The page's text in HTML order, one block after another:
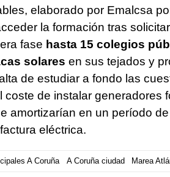
, elaborado por Emalcsa
la formación tras
fase hasta 15 colegios
solares en sus tejados y
de estudiar a fondo las
de instalar generadores
amortizarían en un período
eléctrica.
A Coruña A Coruña ciudad Marea